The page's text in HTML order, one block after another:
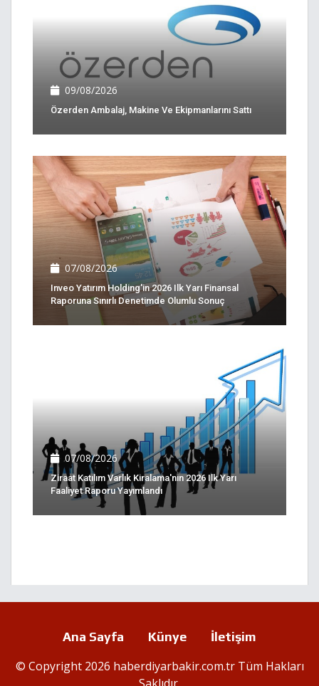
09/08/2026
Özerden Ambalaj, Makine Ve Ekipmanlarını Sattı
07/08/2026
Inveo Yatırım Holding'in 2026 Ilk Yarı Finansal
Raporuna Sınırlı Denetimde Olumlu Sonuç
07/08/2026
Ziraat Katılım Varlık Kiralama'nın 2026 Ilk Yarı
Faaliyet Raporu Yayımlandı
Ana Sayfa Künye İletişim
© Copyright 2026 haberdiyarbakir.com.tr Tüm Hakları